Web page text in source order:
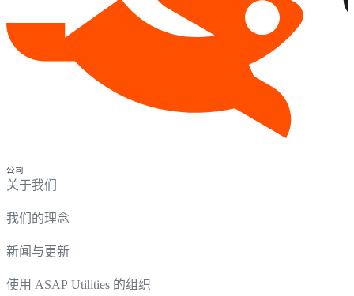
公司
关于我们
我们的理念
新闻与更新
使用 ASAP Utilities 的组织